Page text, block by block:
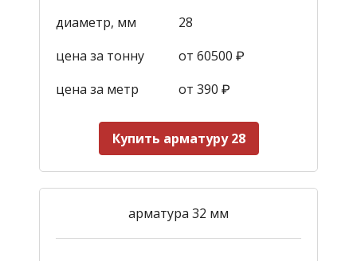
диаметр, мм
28
цена за тонну
от 60500 ₽
цена за метр
от 390 ₽
Купить арматуру 28
арматура 32 мм